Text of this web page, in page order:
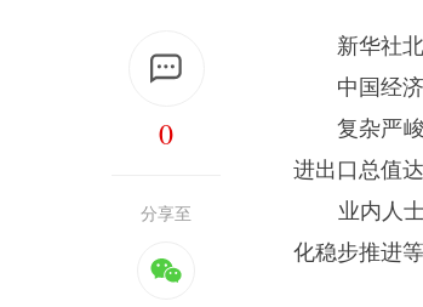
0
分享至
新华社北
中国经济
复杂严峻
进出口总值
业内人士
化稳步推进